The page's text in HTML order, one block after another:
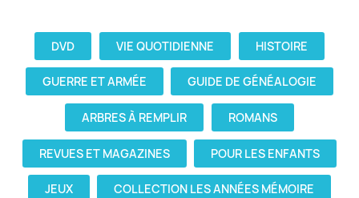
DVD VIE QUOTIDIENNE HISTOIRE
GUERRE ET ARMÉE GUIDE DE GÉNÉALOGIE
ARBRES À REMPLIR ROMANS
REVUES ET MAGAZINES POUR LES ENFANTS
JEUX COLLECTION LES ANNÉES MÉMOIRE